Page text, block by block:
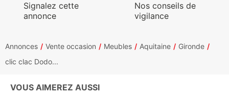
Signalez cette
annonce
Nos conseils de
vigilance
Annonces Vente occasion Meubles Aquitaine
Gironde
clic clac Dodo...
VOUS AIMEREZ AUSSI